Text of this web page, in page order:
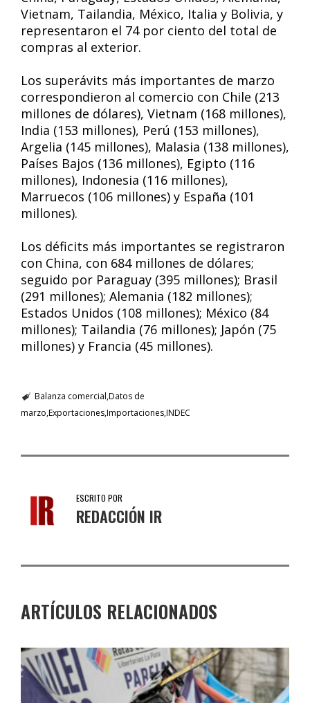
Vietnam, Tailandia, México, Italia y Bolivia, y
representaron el 74 por ciento del total de
compras al exterior.
Los superávits más importantes de marzo
correspondieron al comercio con Chile (213
millones de dólares), Vietnam (168 millones),
India (153 millones), Perú (153 millones),
Argelia (145 millones), Malasia (138 millones),
Países Bajos (136 millones), Egipto (116
millones), Indonesia (116 millones),
Marruecos (106 millones) y España (101
millones).
Los déficits más importantes se registraron
con China, con 684 millones de dólares;
seguido por Paraguay (395 millones); Brasil
(291 millones); Alemania (182 millones);
Estados Unidos (108 millones); México (84
millones); Tailandia (76 millones); Japón (75
millones) y Francia (45 millones).
Balanza comercial Datos de
marzo ExportacionesImportacionesINDEC
ESCRITO POR
REDACCIÓN IR
ARTÍCULOS RELACIONADOS